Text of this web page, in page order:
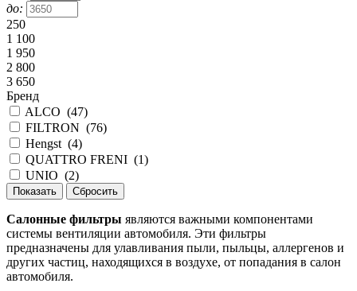
до:
250
1 100
1 950
2 800
3 650
Бренд
ALCO (47)
FILTRON (76)
Hengst (4)
QUATTRO FRENI (1)
UNIO (2)
Салонные фильтры являются важными компонентами
системы вентиляции автомобиля. Эти фильтры
предназначены для улавливания пыли, пыльцы, аллергенов и
других частиц, находящихся в воздухе, от попадания в салон
автомобиля.